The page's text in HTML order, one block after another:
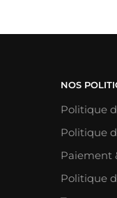
NOS
Politique
Politique
Paiement
Politique